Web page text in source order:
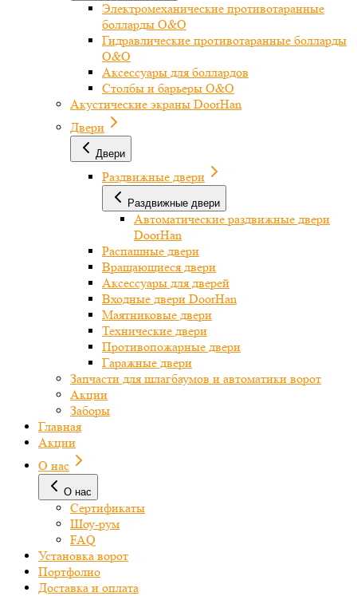
Электромеханические противотаранные
болларды O&O
Гидравлические противотаранные болларды
O&O
Аксессуары для боллардов
Столбы и барьеры O&O
Акустические экраны DoorHan
Двери
Двери
Раздвижные двери
Раздвижные двери
Автоматические раздвижные двери
DoorHan
Распашные двери
Вращающиеся двери
Аксессуары для дверей
Входные двери DoorHan
Маятниковые двери
Технические двери
Противопожарные двери
Гаражные двери
Запчасти для шлагбаумов и автоматики ворот
Акции
Заборы
Главная
Акции
О нас
О нас
Сертификаты
Шоу-рум
FAQ
Установка ворот
Портфолио
Доставка и оплата